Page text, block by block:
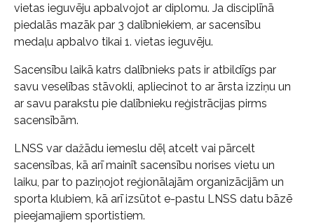
vietas ieguvēju apbalvojot ar diplomu. Ja disciplīnā
piedalās mazāk par 3 dalībniekiem, ar sacensību
medaļu apbalvo tikai 1. vietas ieguvēju.
Sacensību laikā katrs dalībnieks pats ir atbildīgs par
savu veselības stāvokli, apliecinot to ar ārsta izziņu un
ar savu parakstu pie dalībnieku reģistrācijas pirms
sacensībām.
LNSS var dažādu iemeslu dēļ atcelt vai pārcelt
sacensības, kā arī mainīt sacensību norises vietu un
laiku, par to paziņojot reģionālajām organizācijām un
sporta klubiem, kā arī izsūtot e-pastu LNSS datu bāzē
pieejamajiem sportistiem.